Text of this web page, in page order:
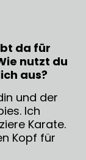
da für
nutzt du
aus?
und der
Ich
Karate.
Kopf für